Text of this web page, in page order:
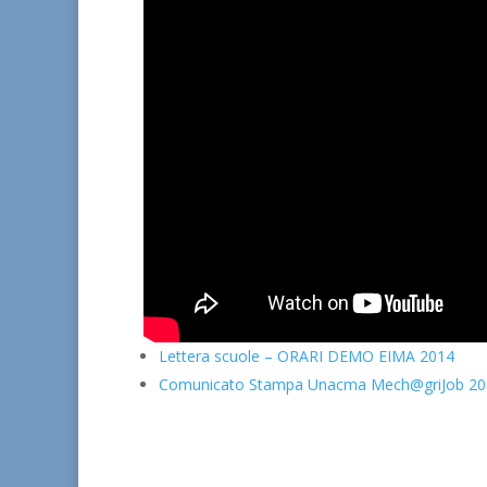
Lettera scuole – ORARI DEMO EIMA 2014
Comunicato Stampa Unacma Mech@griJob